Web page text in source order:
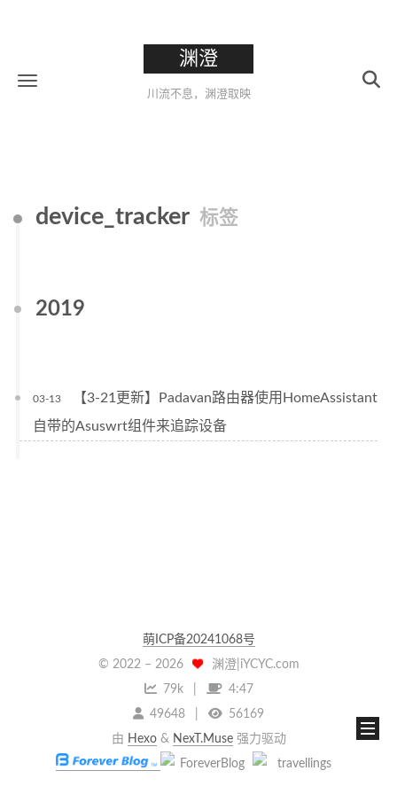
渊澄
川流不息，渊澄取映
device_tracker 标签
2019
03-13
【3-21更新】Padavan路由器使用HomeAssistant
自带的Asuswrt组件来追踪设备
萌ICP备20241068号
© 2022 – 2026
渊澄|iYCYC.com
79k
4:47
49648
56169
由 Hexo& NexT.Muse强力驱动